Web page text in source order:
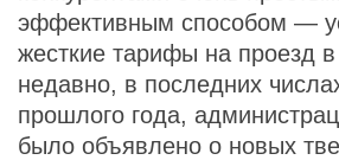
эффективным способом —
жесткие тарифы на проезд
недавно, в последних
прошлого года,
было объявлено о новых